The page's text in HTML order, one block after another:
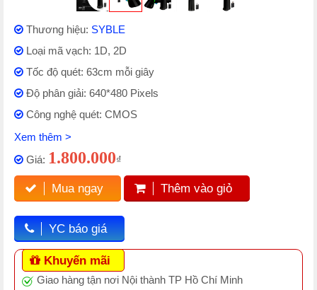
Thương hiệu: SYBLE
Loại mã vạch: 1D, 2D
Tốc độ quét: 63cm mỗi giây
Độ phân giải: 640*480 Pixels
Công nghệ quét: CMOS
Xem thêm >
Giá: 1.800.000₫
Mua ngay Thêm vào giỏ
YC báo giá
Khuyến mãi
Giao hàng tận nơi Nội thành TP Hồ Chí Minh